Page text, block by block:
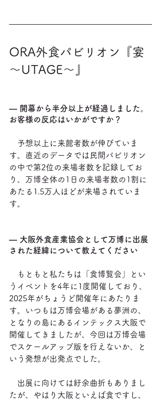
ORA外食パビリオン『宴
～UTAGE～』
― 開幕から半分以上が経過しました。
お客様の反応はいかがですか？
予想以上に来館者数が伸びていま
す。直近のデータでは民間パビリオン
の中で第2位の来場者数を記録してお
り、万博全体の1日の来場者数の1割に
あたる1.5万人ほどが来場されていま
す。
― 大阪外食産業協会として万博に出展
された経緯について教えてください
もともと私たちは「食博覧会」とい
うイベントを4年に1度開催しており、
2025年がちょうど開催年にあたりま
す。いつもは万博会場がある夢洲の、
となりの島にあるインテックス大阪で
開催してきましたが、今回は万博会場
でスケールアップ版を行えないか、と
いう発想が出発点でした。
出展に向けては紆余曲折もありまし
たが、やはり大阪といえば食ですし、